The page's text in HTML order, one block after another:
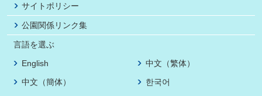
サイトポリシー
公園関係リンク集
言語を選ぶ
English
中文（繁体）
中文（簡体）
한국어